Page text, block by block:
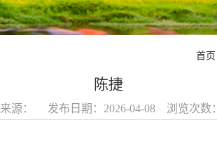
首页
陈捷
来源： 发布日期：2026-04-08 浏览次数：